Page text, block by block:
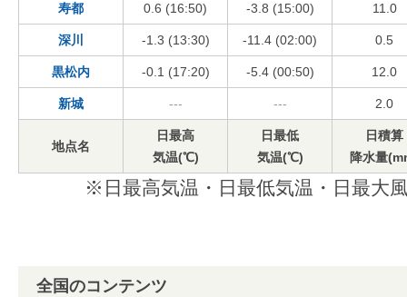
寿都 0.6 (16:50) -3.8 (15:00) 11.0
深川 -1.3 (13:30) -11.4 (02:00) 0.5
黒松内 -0.1 (17:20) -5.4 (00:50) 12.0
新城 --- --- 2.0
地点名
日最高
気温(℃)
日最低
気温(℃)
日積算
降水量
※日最高気温・日最低気温・日最大
全国のコンテンツ